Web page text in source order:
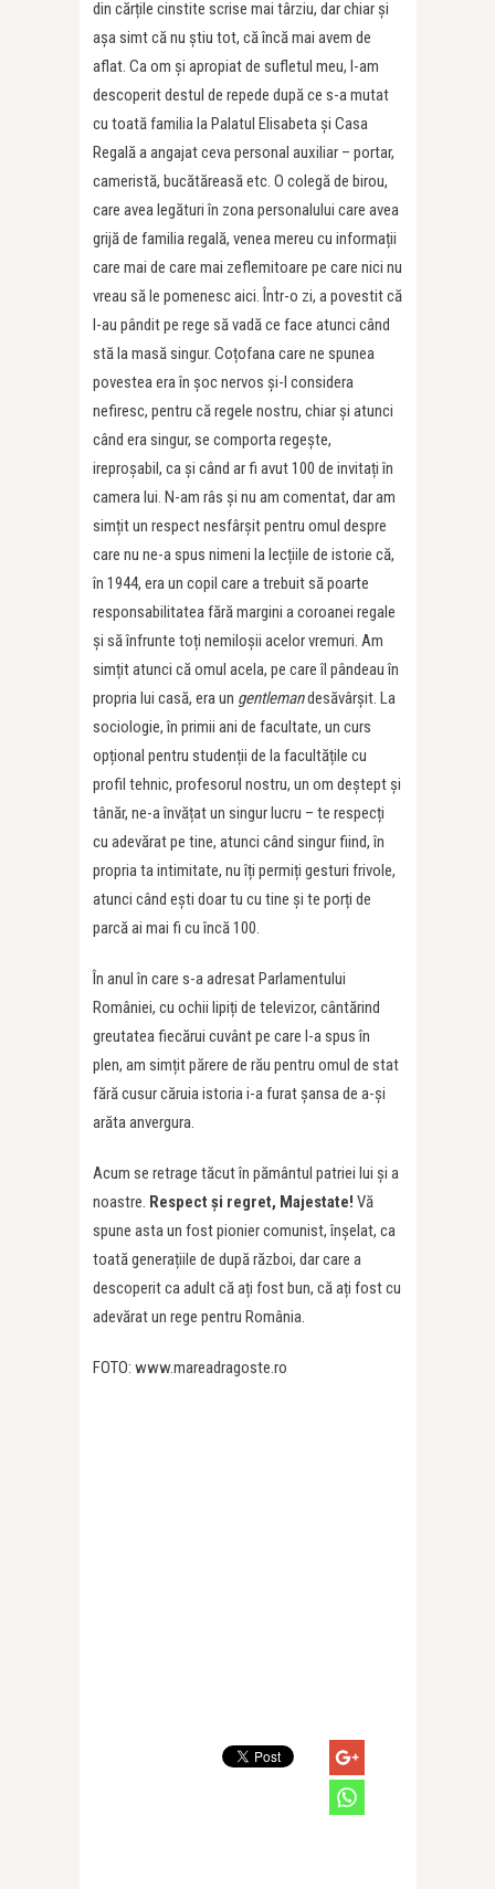
din cărțile cinstite scrise mai târziu, dar chiar și
așa simt că nu știu tot, că încă mai avem de
aflat. Ca om și apropiat de sufletul meu, l-am
descoperit destul de repede după ce s-a mutat
cu toată familia la Palatul Elisabeta și Casa
Regală a angajat ceva personal auxiliar – portar,
cameristă, bucătăreasă etc. O colegă de birou,
care avea legături în zona personalului care avea
grijă de familia regală, venea mereu cu informații
care mai de care mai zeflemitoare pe care nici nu
vreau să le pomenesc aici. Într-o zi, a povestit că
l-au pândit pe rege să vadă ce face atunci când
stă la masă singur. Coțofana care ne spunea
povestea era în șoc nervos și-l considera
nefiresc, pentru că regele nostru, chiar și atunci
când era singur, se comporta regește,
ireproșabil, ca și când ar fi avut 100 de invitați în
camera lui. N-am râs și nu am comentat, dar am
simțit un respect nesfârșit pentru omul despre
care nu ne-a spus nimeni la lecțiile de istorie că,
în 1944, era un copil care a trebuit să poarte
responsabilitatea fără margini a coroanei regale
şi să înfrunte toți nemiloșii acelor vremuri. Am
simțit atunci că omul acela, pe care îl pândeau în
propria lui casă, era un gentlemandesăvârșit. La
sociologie, în primii ani de facultate, un curs
opțional pentru studenții de la facultățile cu
profil tehnic, profesorul nostru, un om deștept și
tânăr, ne-a învățat un singur lucru – te respecți
cu adevărat pe tine, atunci când singur fiind, în
propria ta intimitate, nu îți permiți gesturi frivole,
atunci când ești doar tu cu tine și te porți de
parcă ai mai fi cu încă 100.
În anul în care s-a adresat Parlamentului
României, cu ochii lipiți de televizor, cântărind
greutatea fiecărui cuvânt pe care l-a spus în
plen, am simțit părere de rău pentru omul de stat
fără cusur căruia istoria i-a furat șansa de a-și
arăta anvergura.
Acum se retrage tăcut în pământul patriei lui și a
noastre. Respect și regret, Majestate! Vă
spune asta un fost pionier comunist, înșelat, ca
toată generațiile de după război, dar care a
descoperit ca adult că ați fost bun, că ați fost cu
adevărat un rege pentru România.
FOTO: www.mareadragoste.ro